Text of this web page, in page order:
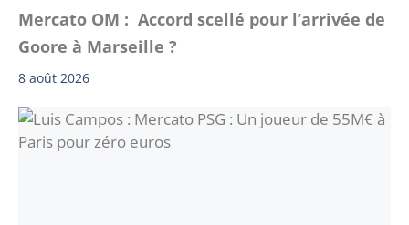
Mercato OM : Accord scellé pour l’arrivée de
Goore à Marseille ?
8 août 2026